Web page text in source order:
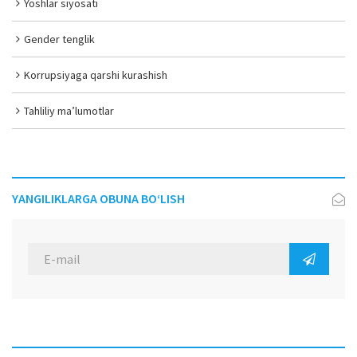
Yoshlar siyosati
Gender tenglik
Korrupsiyaga qarshi kurashish
Tahliliy ma’lumotlar
YANGILIKLARGA OBUNA BO‘LISH